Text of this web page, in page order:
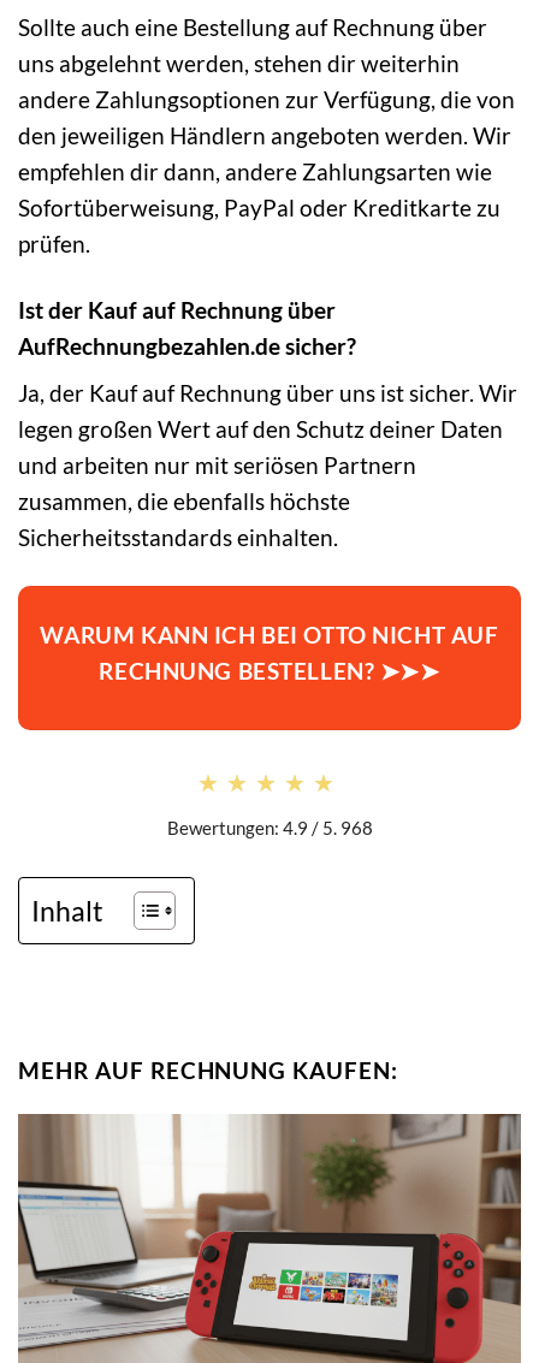
Sollte auch eine Bestellung auf Rechnung über
uns abgelehnt werden, stehen dir weiterhin
andere Zahlungsoptionen zur Verfügung, die von
den jeweiligen Händlern angeboten werden. Wir
empfehlen dir dann, andere Zahlungsarten wie
Sofortüberweisung, PayPal oder Kreditkarte zu
prüfen.
Ist der Kauf auf Rechnung über
AufRechnungbezahlen.de sicher?
Ja, der Kauf auf Rechnung über uns ist sicher. Wir
legen großen Wert auf den Schutz deiner Daten
und arbeiten nur mit seriösen Partnern
zusammen, die ebenfalls höchste
Sicherheitsstandards einhalten.
WARUM KANN ICH BEI OTTO NICHT AUF
RECHNUNG BESTELLEN? ➤➤➤
★★★★★
★★★★★
Bewertungen: 4.9 / 5. 968
Inhalt
MEHR AUF RECHNUNG KAUFEN: